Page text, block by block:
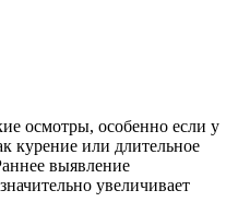
осмотры, особенно если у
курение или длительное
выявление
увеличивает